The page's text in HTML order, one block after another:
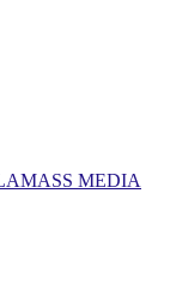
MASS MEDIA